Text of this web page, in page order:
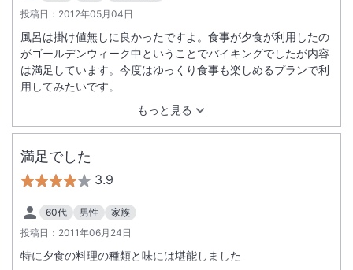
投稿日： 2012年05月04日
もっと見る
風呂は掛け値無しに良かったですよ。食事が夕食が利用したの
がゴールデンウィーク中ということでバイキングでしたが内容
は満足しています。今度はゆっくり食事も楽しめるプランで利
用してみたいです。
満足でした
3.9
60代 男性
家族
投稿日： 2011年06月24日
特に夕食の料理の種類と味には堪能しました